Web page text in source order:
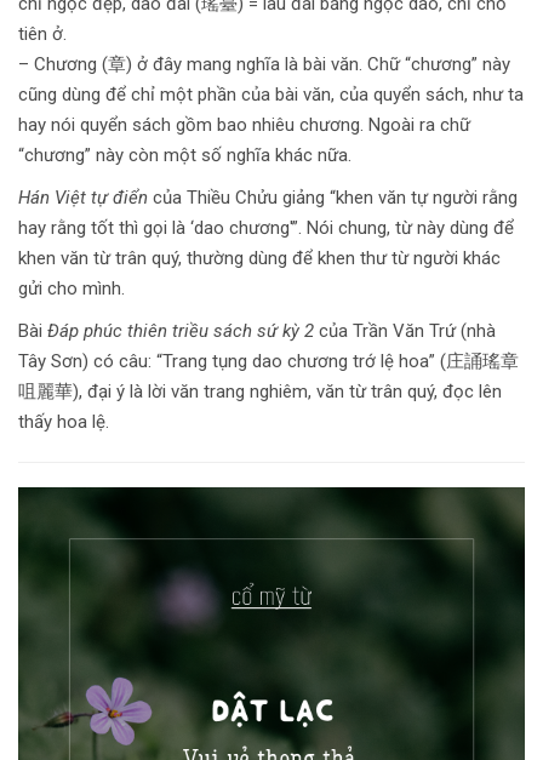
tiên ở.
– Chương (章) ở đây mang nghĩa là bài văn. Chữ “chương” này
cũng dùng để chỉ một phần của bài văn, của quyển sách, như ta
hay nói quyển sách gồm bao nhiêu chương. Ngoài ra chữ
“chương” này còn một số nghĩa khác nữa.
Hán Việt tự điển của Thiều Chửu giảng “khen văn tự người rằng
hay rằng tốt thì gọi là ‘dao chương'”. Nói chung, từ này dùng để
khen văn từ trân quý, thường dùng để khen thư từ người khác
gửi cho mình.
Bài Đáp phúc thiên triều sách sứ kỳ 2 của Trần Văn Trứ (nhà
Tây Sơn) có câu: “Trang tụng dao chương trớ lệ hoa” (庄誦瑤章
咀麗華), đại ý là lời văn trang nghiêm, văn từ trân quý, đọc lên
thấy hoa lệ.